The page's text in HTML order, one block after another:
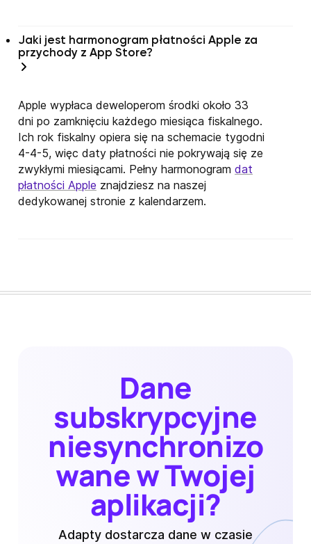
Jaki jest harmonogram płatności Apple za
przychody z App Store?
Apple wypłaca deweloperom środki około 33
dni po zamknięciu każdego miesiąca fiskalnego.
Ich rok fiskalny opiera się na schemacie tygodni
4-4-5, więc daty płatności nie pokrywają się ze
zwykłymi miesiącami. Pełny harmonogram dat
płatności Apple znajdziesz na naszej
dedykowanej stronie z kalendarzem.
Dane
subskrypcyjne
niesynchronizo
wane w Twojej
aplikacji?
Adapty dostarcza dane w czasie